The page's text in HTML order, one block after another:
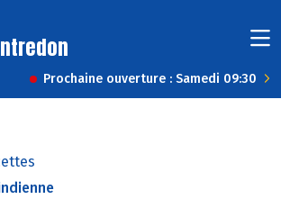
Prochaine ouverture : Samedi 09:30